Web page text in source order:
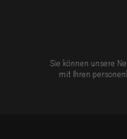
Sie können unsere
mit Ihren